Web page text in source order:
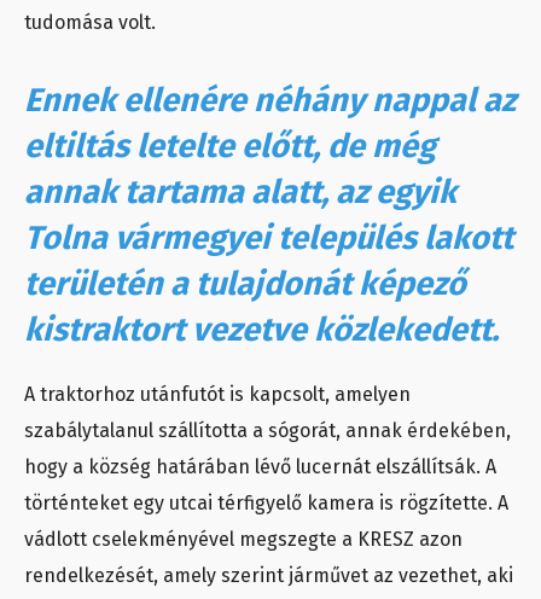
tudomása volt.
Ennek ellenére néhány nappal az
eltiltás letelte előtt, de még
annak tartama alatt, az egyik
Tolna vármegyei település lakott
területén a tulajdonát képező
kistraktort vezetve közlekedett.
A traktorhoz utánfutót is kapcsolt, amelyen
szabálytalanul szállította a sógorát, annak érdekében,
hogy a község határában lévő lucernát elszállítsák. A
történteket egy utcai térfigyelő kamera is rögzítette. A
vádlott cselekményével megszegte a KRESZ azon
rendelkezését, amely szerint járművet az vezethet, aki